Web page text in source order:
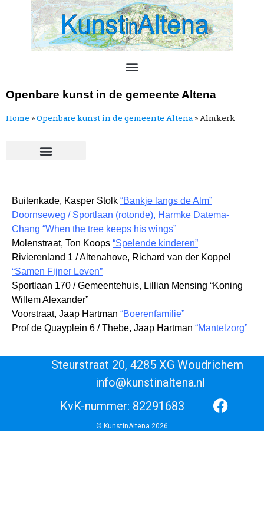
Openbare kunst in de gemeente Altena
Home »Openbare kunst in de gemeente Altena​ »Almkerk
Buitenkade, Kasper Stolk “Bankje langs de Alm”
Doornseweg / Sportlaan (rotonde), Harmke Datema-
Chang “When the tree keeps his wings”
Molenstraat, Ton Koops “Spelende kinderen”
Rivierenland 1 / Altenahove, Richard van der Koppel
“Samen Fijner Leven”
Sportlaan 170 / Gemeentehuis, Lillian Mensing “Koning
Willem Alexander”
Voorstraat, Jaap Hartman “Boerenfamilie”
Prof de Quayplein 6 / Thebe, Jaap Hartman “Mantelzorg”
Steurstraat 20, 4285 XG Woudrichem
info@kunstinaltena.nl
KvK-nummer: 82291683
© KunstinAltena 2026